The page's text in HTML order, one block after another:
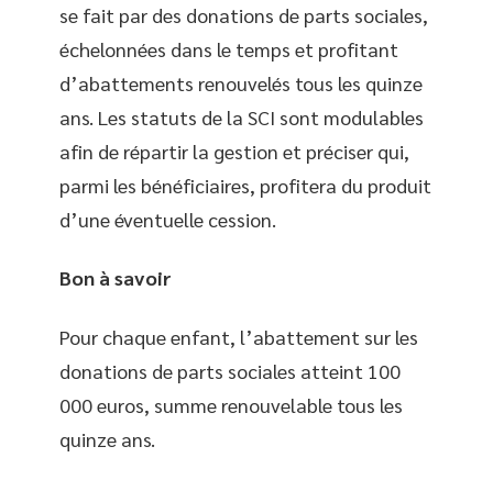
se fait par des donations de parts sociales,
échelonnées dans le temps et profitant
d’abattements renouvelés tous les quinze
ans. Les statuts de la SCI sont modulables
afin de répartir la gestion et préciser qui,
parmi les bénéficiaires, profitera du produit
d’une éventuelle cession.
Bon à savoir
Pour chaque enfant, l’abattement sur les
donations de parts sociales atteint 100
000 euros, summe renouvelable tous les
quinze ans.